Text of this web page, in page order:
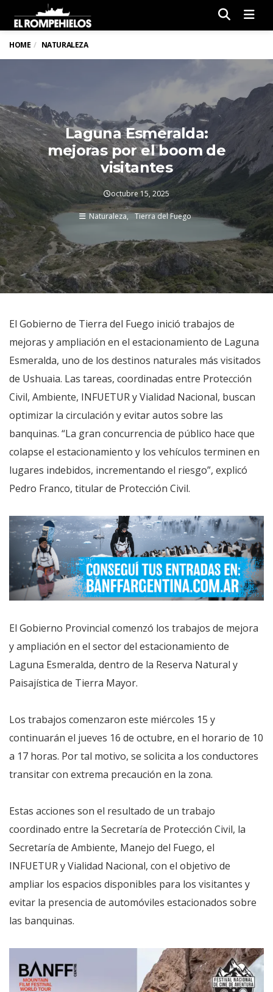
HOME NATURALEZA
Laguna Esmeralda:
mejoras por el boom de
visitantes
octubre 15, 2025
Naturaleza Tierra del Fuego
El Gobierno de Tierra del Fuego inició trabajos de
mejoras y ampliación en el estacionamiento de Laguna
Esmeralda, uno de los destinos naturales más visitados
de Ushuaia. Las tareas, coordinadas entre Protección
Civil, Ambiente, INFUETUR y Vialidad Nacional, buscan
optimizar la circulación y evitar autos sobre las
banquinas. “La gran concurrencia de público hace que
colapse el estacionamiento y los vehículos terminen en
lugares indebidos, incrementando el riesgo”, explicó
Pedro Franco, titular de Protección Civil.
El Gobierno Provincial comenzó los trabajos de mejora
y ampliación en el sector del estacionamiento de
Laguna Esmeralda, dentro de la Reserva Natural y
Paisajística de Tierra Mayor.
Los trabajos comenzaron este miércoles 15 y
continuarán el jueves 16 de octubre, en el horario de 10
a 17 horas. Por tal motivo, se solicita a los conductores
transitar con extrema precaución en la zona.
Estas acciones son el resultado de un trabajo
coordinado entre la Secretaría de Protección Civil, la
Secretaría de Ambiente, Manejo del Fuego, el
INFUETUR y Vialidad Nacional, con el objetivo de
ampliar los espacios disponibles para los visitantes y
evitar la presencia de automóviles estacionados sobre
las banquinas.